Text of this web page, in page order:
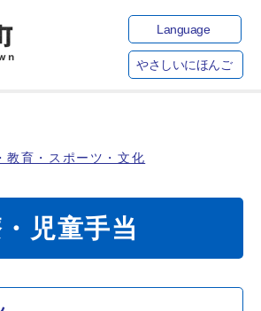
Language
やさしいにほんご
教育・スポーツ・文化
児童手当